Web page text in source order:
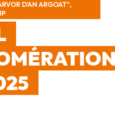
D'AN ARGOAT",